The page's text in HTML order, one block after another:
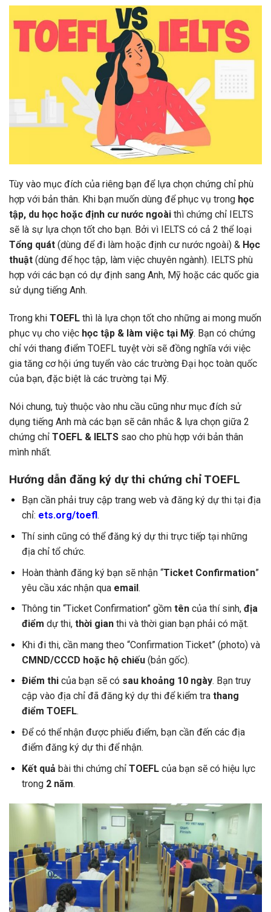
Tùy vào mục đích của riêng bạn để lựa chọn chứng chỉ phù
hợp với bản thân. Khi bạn muốn dùng để phục vụ trong học
tập, du học hoặc định cư nước ngoài thì chứng chỉ IELTS
sẽ là sự lựa chọn tốt cho bạn. Bởi vì IELTS có cả 2 thể loại
Tổng quát (dùng để đi làm hoặc định cư nước ngoài) & Học
thuật (dùng để học tập, làm việc chuyên ngành).
IELTS phù
hợp với các bạn có dự định sang Anh, Mỹ hoặc các quốc gia
sử dụng tiếng Anh.
Trong khi TOEFL thì là lựa chọn tốt cho những ai mong muốn
phục vụ cho việc học tập & làm việc tại Mỹ. Bạn có chứng
chỉ với thang điểm TOEFL tuyệt vời sẽ đồng nghĩa với việc
gia tăng cơ hội ứng tuyển vào các trường Đại học toàn quốc
của bạn, đặc biệt là các trường tại Mỹ.
Nói chung, tuỳ thuộc vào nhu cầu cũng như mục đích sử
dụng tiếng Anh mà các bạn sẽ cân nhắc & lựa chọn giữa 2
chứng chỉ TOEFL & IELTS sao cho phù hợp với bản thân
mình nhất.
Hướng dẫn đăng ký dự thi chứng chỉ TOEFL
Bạn cần phải truy cập trang web và đăng ký dự thi tại địa
chỉ: ets.org/toefl.
Thí sinh cũng có thể đăng ký dự thi trực tiếp tại những
địa chỉ tổ chức.
Hoàn thành đăng ký bạn sẽ nhận “Ticket Confirmation”
yêu cầu xác nhận qua email.
Thông tin “Ticket Confirmation” gồm têncủa thí sinh, địa
điểm dự thi, thời gianthi và thời gian bạn phải có mặt.
Khi đi thi, cần mang theo “Confirmation Ticket” (photo) và
CMND/CCCD hoặc hộ chiếu(bản gốc).
Điểm thicủa bạn sẽ có sau khoảng 10 ngày. Bạn truy
cập vào địa chỉ đã đăng ký dự thi để kiểm tra thang
điểm TOEFL.
Để có thể nhận được phiếu điểm, bạn cần đến các địa
điểm đăng ký dự thi để nhận.
Kết quả bài thi chứng chỉ TOEFLcủa bạn sẽ có hiệu lực
trong 2 năm.